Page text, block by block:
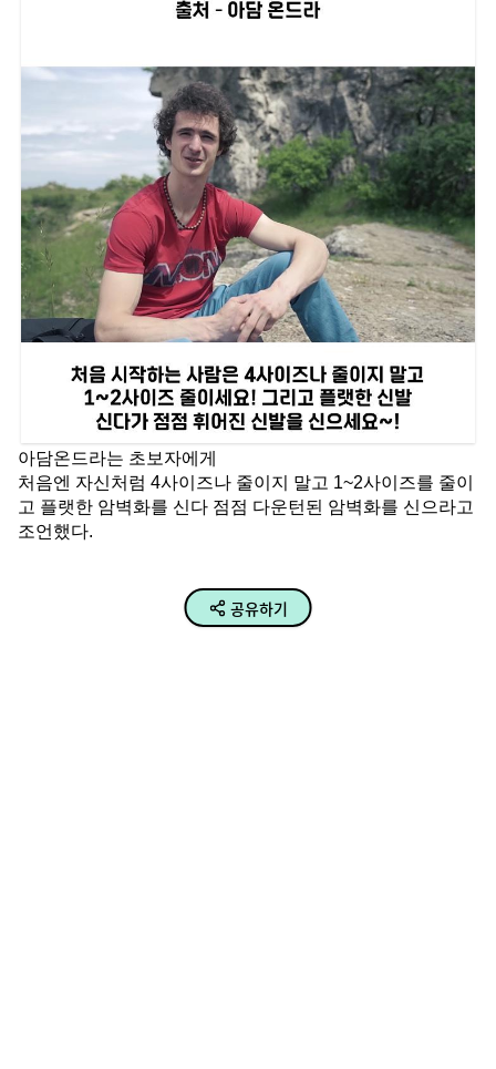
아담온드라는 초보자에게
처음엔 자신처럼 4사이즈나 줄이지 말고 1~2사이즈를 줄이
고 플랫한 암벽화를 신다 점점 다운턴된 암벽화를 신으라고
조언했다.
공유하기